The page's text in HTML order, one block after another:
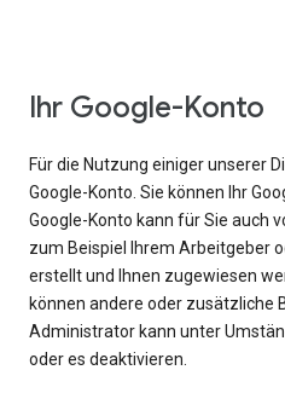
Ihr Google-Konto
Für die Nutzung einiger unserer
Google-Konto. Sie können Ihr
Google-Konto kann für Sie auch
zum Beispiel Ihrem Arbeitgeber
erstellt und Ihnen zugewiesen
können andere oder zusätzliche
Administrator kann unter
oder es deaktivieren.